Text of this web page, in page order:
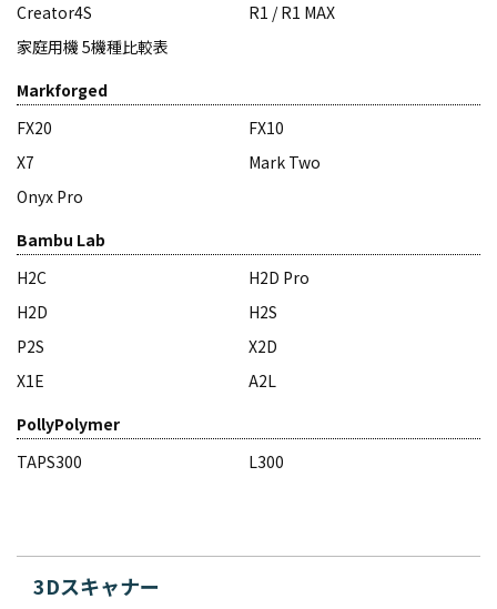
Creator4S
R1 / R1 MAX
家庭用機 5機種比較表
Markforged
FX20
FX10
X7
Mark Two
Onyx Pro
Bambu Lab
H2C
H2D Pro
H2D
H2S
P2S
X2D
X1E
A2L
PollyPolymer
TAPS300
L300
3Dスキャナー